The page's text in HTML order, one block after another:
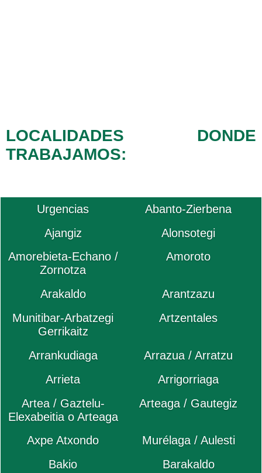
LOCALIDADES DONDE
TRABAJAMOS:
Urgencias
Abanto-Zierbena
Ajangiz
Alonsotegi
Amorebieta-Echano /
Zornotza
Amoroto
Arakaldo
Arantzazu
Munitibar-Arbatzegi
Gerrikaitz
Artzentales
Arrankudiaga
Arrazua / Arratzu
Arrieta
Arrigorriaga
Artea / Gaztelu-
Elexabeitia o Arteaga
Arteaga / Gautegiz
Axpe Atxondo
Murélaga / Aulesti
Bakio
Barakaldo